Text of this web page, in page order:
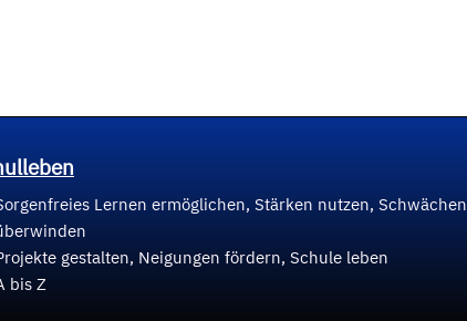
Lernen ermöglichen, Stärken nutzen, Schwächen
gestalten, Neigungen fördern, Schule leben
bis Z